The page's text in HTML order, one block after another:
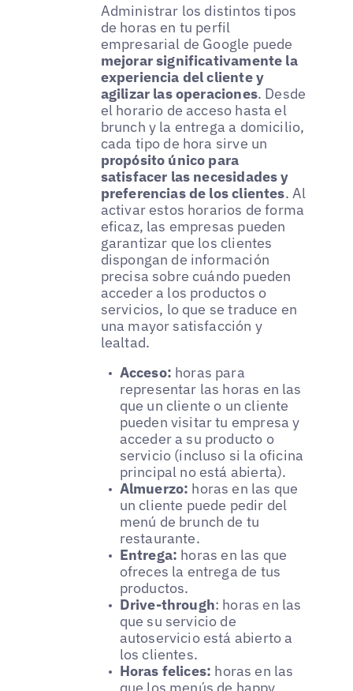
Administrar los distintos tipos
de horas en tu perfil
empresarial de Google puede
mejorar significativamente la
experiencia del cliente y
agilizar las operaciones. Desde
el horario de acceso hasta el
brunch y la entrega a domicilio,
cada tipo de hora sirve un
propósito único para
satisfacer las necesidades y
preferencias de los clientes. Al
activar estos horarios de forma
eficaz, las empresas pueden
garantizar que los clientes
dispongan de información
precisa sobre cuándo pueden
acceder a los productos o
servicios, lo que se traduce en
una mayor satisfacción y
lealtad.
Acceso: horas para
representar las horas en las
que un cliente o un cliente
pueden visitar tu empresa y
acceder a su producto o
servicio (incluso si la oficina
principal no está abierta).
Almuerzo: horas en las que
un cliente puede pedir del
menú de brunch de tu
restaurante.
Entrega: horas en las que
ofreces la entrega de tus
productos.
Drive-through: horas en las
que su servicio de
autoservicio está abierto a
los clientes.
Horas felices: horas en las
que los menús de happy